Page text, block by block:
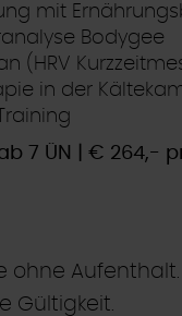
mit
Bodygee
(HRV
in der
7 ÜN | € 264,-
ohne
Gültigkeit.